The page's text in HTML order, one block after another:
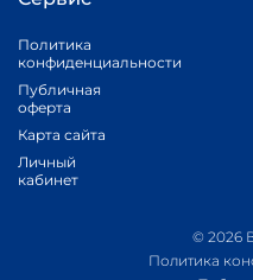
Политика
конфиденциальности
Публичная
оферта
Карта сайта
Личный
кабинет
© 2026
Политика